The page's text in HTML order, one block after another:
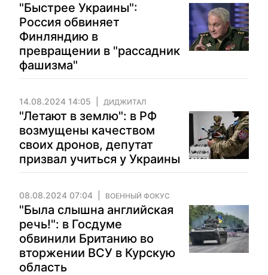
"Быстрее Украины":
Россия обвиняет
Финляндию в
превращении в "рассадник
фашизма"
14.08.2024 14:05 ДИДЖИТАЛ
"Летают в землю": в РФ
возмущены качеством
своих дронов, депутат
призвал учиться у Украины
08.08.2024 07:04 ВОЕННЫЙ ФОКУС
"Была слышна английская
речь!": в Госдуме
обвинили Британию во
вторжении ВСУ в Курскую
область